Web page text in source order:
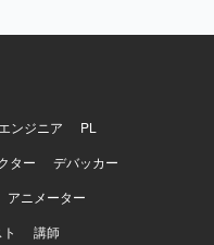
ンジニア
PL
ター
デバッカー
アニメーター
講師